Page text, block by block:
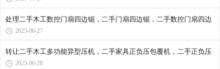
处理二手木工数控门扇四边锯，二手门扇四边锯，二手数控门扇四边
2025-06-27
转让二手木工多功能异型压机，二手家具正负压包覆机，二手正负压
2025-06-26